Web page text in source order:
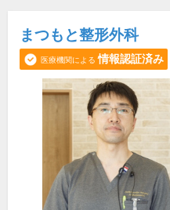
まつもと整形外科
医療機関による 情報認証済み